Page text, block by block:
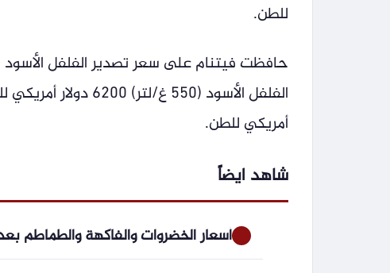
للطن.
أمريكي للطن.
شاهد ايضاً
أسعار الخضروات والفاكهة والطماطم بعد الصعود